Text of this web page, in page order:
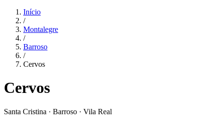
Início
/
Montalegre
/
Barroso
/
Cervos
Cervos
Santa Cristina · Barroso · Vila Real